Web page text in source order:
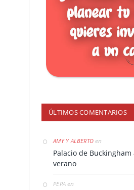
ÚLTIMOS COMENTARIOS
AMY Y ALBERTO en
Palacio de
verano
PEPA en